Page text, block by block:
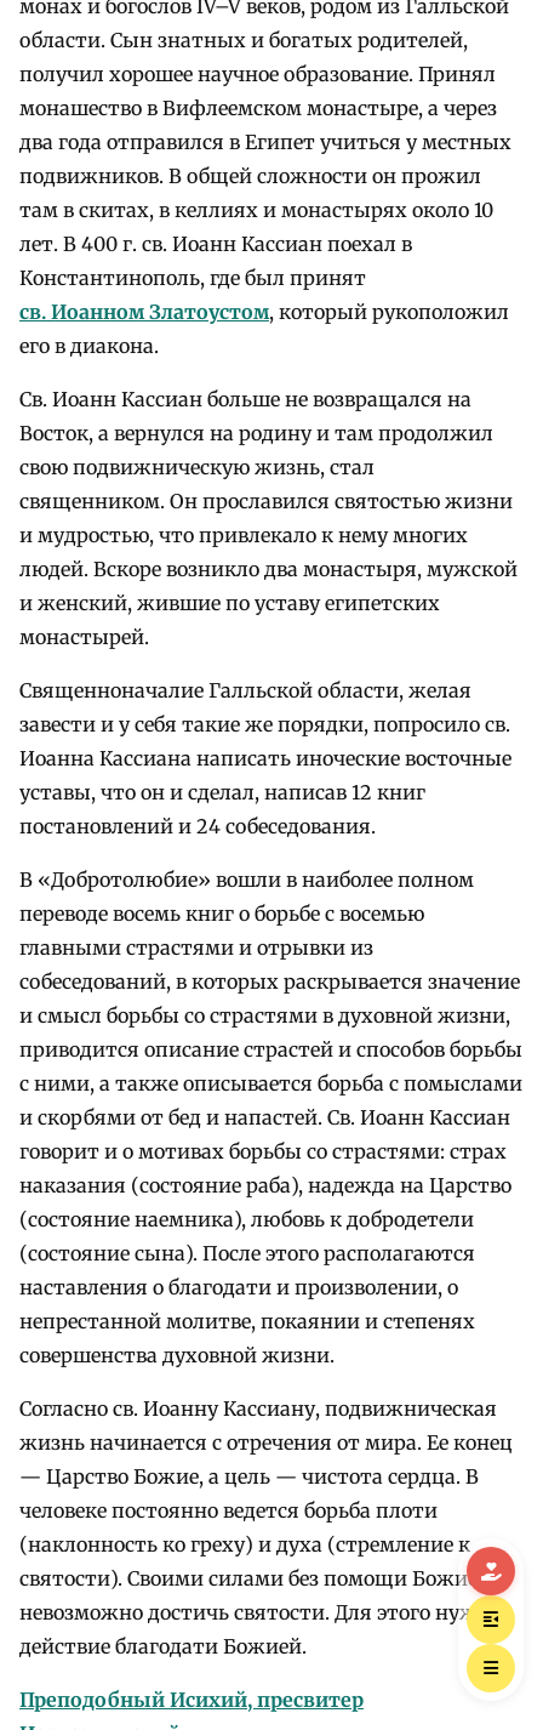
монах и богослов IV–V веков, родом из Галльской
области. Сын знатных и богатых родителей,
получил хорошее научное образование. Принял
монашество в Вифлеемском монастыре, а через
два года отправился в Египет учиться у местных
подвижников. В общей сложности он прожил
там в скитах, в келлиях и монастырях около 10
лет. В 400 г. св. Иоанн Кассиан поехал в
Константинополь, где был принят
св. Иоанном Златоустом, который рукоположил
его в диакона.
Св. Иоанн Кассиан больше не возвращался на
Восток, а вернулся на родину и там продолжил
свою подвижническую жизнь, стал
священником. Он прославился святостью жизни
и мудростью, что привлекало к нему многих
людей. Вскоре возникло два монастыря, мужской
и женский, жившие по уставу египетских
монастырей.
Священноначалие Галльской области, желая
завести и у себя такие же порядки, попросило св.
Иоанна Кассиана написать иноческие восточные
уставы, что он и сделал, написав 12 книг
постановлений и 24 собеседования.
В «Добротолюбие» вошли в наиболее полном
переводе восемь книг о борьбе с восемью
главными страстями и отрывки из
собеседований, в которых раскрывается значение
и смысл борьбы со страстями в духовной жизни,
приводится описание страстей и способов борьбы
с ними, а также описывается борьба с помыслами
и скорбями от бед и напастей. Св. Иоанн Кассиан
говорит и о мотивах борьбы со страстями: страх
наказания (состояние раба), надежда на Царство
(состояние наемника), любовь к добродетели
(состояние сына). После этого располагаются
наставления о благодати и произволении, о
непрестанной молитве, покаянии и степенях
совершенства духовной жизни.
Согласно св. Иоанну Кассиану, подвижническая
жизнь начинается с отречения от мира. Ее конец
— Царство Божие, а цель — чистота сердца. В
человеке постоянно ведется борьба плоти
(наклонность ко греху) и духа (стремление к
святости). Своими силами без помощи Божией
невозможно достичь святости. Для этого нужно
действие благодати Божией.
Преподобный Исихий, пресвитер